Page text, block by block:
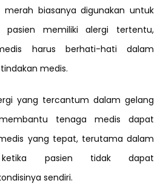
merah biasanya digunakan untuk
pasien memiliki alergi tertentu,
harus berhati-hati dalam
medis.
yang tercantum dalam gelang
tenaga medis dapat
yang tepat, terutama dalam
pasien tidak dapat
sendiri.